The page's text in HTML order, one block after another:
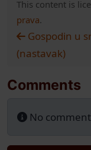
This content is
prava.
Gospodin u
(nastavak)
Comments
No